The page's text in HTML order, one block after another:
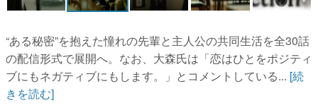
運営：株式会社マレ
“ある秘密”を抱えた憧れの先輩と主人公の共同生活を全30話
の配信形式で展開へ。なお、大森氏は「恋はひとをポジティ
ブにもネガティブにもします。」とコメントしている... [続
きを読む]